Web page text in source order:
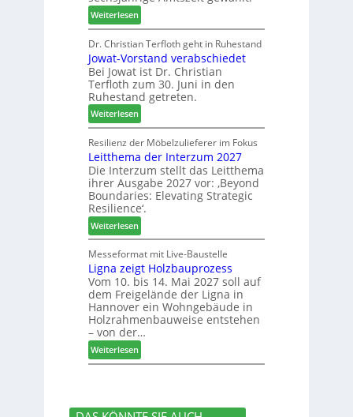
r
o
u
k
t
s
u
c
e
r
t
N
a
c
h
b
e
s
s
e
r
u
n
g
e
n
Weiterlesen:
V
e
r
s
a
m
m
l
u
n
g
:
N
e
u
e
r
V
o
r
t
a
n
Dr. Christian Terfloth geht in Ruhestand
Jowat-Vorstand verabschiedet
Bei Jowat ist Dr. Christian
Terfloth zum 30. Juni in den
Ruhestand getreten.
Weiterlesen:
J
o
w
a
t
-
V
o
r
s
t
a
n
d
v
e
r
a
c
Resilienz der Möbelzulieferer im Fokus
Leitthema der Interzum 2027
Die Interzum stellt das Leitthema
ihrer Ausgabe 2027 vor: ‚Beyond
Boundaries: Elevating Strategic
Resilience‘.
Weiterlesen:
L
e
i
t
t
h
e
m
a
d
I
Messeformat mit Live-Baustelle
Ligna zeigt Holzbauprozess
Vom 10. bis 14. Mai 2027 soll auf
dem Freigelände der Ligna in
Hannover ein Wohngebäude in
Holzrahmenbauweise entstehen
– von der…
Weiterlesen:
L
n